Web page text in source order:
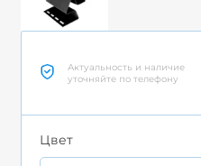
Актуальность и наличие
уточняйте по телефону
Цвет